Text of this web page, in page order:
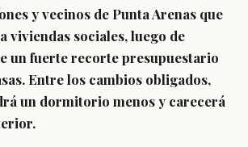
y vecinos de Punta Arenas que
viviendas sociales, luego de
un fuerte recorte presupuestario
Entre los cambios obligados,
un dormitorio menos y carecerá